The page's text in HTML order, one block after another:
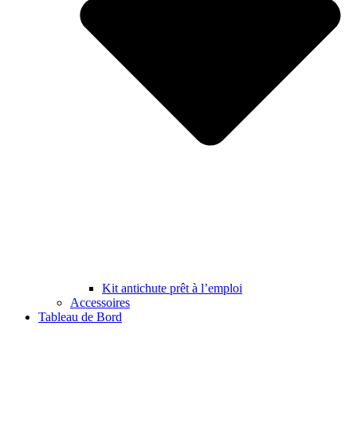
Kit antichute prêt à l’emploi
Accessoires
Tableau de Bord